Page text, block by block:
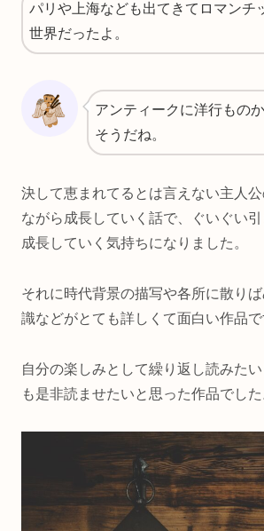
パリや上海なども出てきてロマンチ
世界だったよ。
アンティークに洋行もの
そうだね。
決して恵まれてるとは言えない主人
ながら成長していく話で、ぐいぐい
成長していく気持ちになりました。
それに時代背景の描写や各所に散り
識などがとても詳しくて面白い作品で
自分の楽しみとして繰り返し読みた
も是非読ませたいと思った作品でした